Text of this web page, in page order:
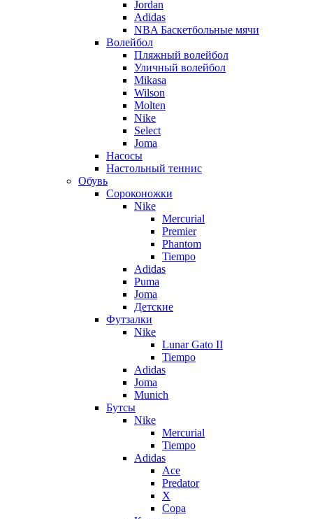
Jordan
Adidas
NBA Баскетбольные мячи
Волейбол
Пляжный волейбол
Уличный волейбол
Mikasa
Wilson
Molten
Nike
Select
Joma
Насосы
Настольный теннис
Обувь
Сороконожки
Nike
Mercurial
Premier
Phantom
Tiempo
Adidas
Puma
Joma
Детские
Футзалки
Nike
Lunar Gato II
Tiempo
Adidas
Joma
Munich
Бутсы
Nike
Mercurial
Tiempo
Adidas
Ace
Predator
X
Copa